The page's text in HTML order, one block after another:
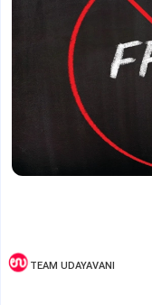
TEAM UDAYAVANI